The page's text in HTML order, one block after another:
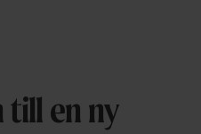
till en ny